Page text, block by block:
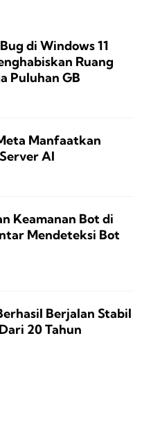
di Windows 11
Ruang
Puluhan GB
Manfaatkan
AI
Keamanan Bot di
Mendeteksi Bot
Berjalan Stabil
20 Tahun